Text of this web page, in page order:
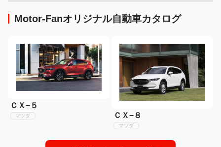
Motor-Fanオリジナル自動車カタログ
ＣＸ−５
マツダ ＣＸ−８
マツダ